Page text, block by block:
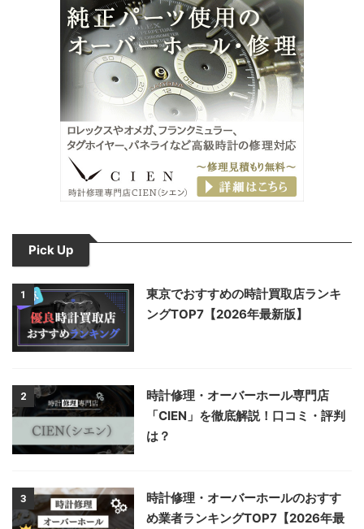
Pick Up
1
東京でおすすめの時計買取店ランキ
ングTOP7【2026年最新版】
2
時計修理・オーバーホール専門店
「CIEN」を徹底解説！口コミ・評判
は？
3
時計修理・オーバーホールのおすす
め業者ランキングTOP7【2026年最